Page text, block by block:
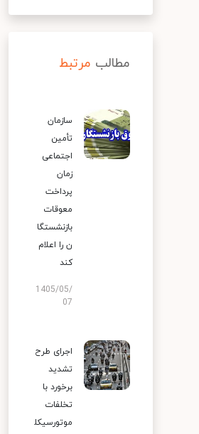
مطالب مرتبط
سازمان
تأمین
اجتماعی
زمان
پرداخت
معوقات
بازنشستگا
ن را اعلام
کند
1405/05/
07
اجرای طرح
تشدید
برخورد با
تخلفات
موتورسیکل